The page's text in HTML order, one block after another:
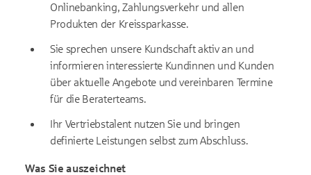
Onlinebanking, Zahlungsverkehr und allen
Produkten der Kreissparkasse.
Sie sprechen unsere Kundschaft aktiv an und
informieren interessierte Kundinnen und Kunden
über aktuelle Angebote und vereinbaren Termine
für die Beraterteams.
Ihr Vertriebstalent nutzen Sie und bringen
definierte Leistungen selbst zum Abschluss.
Was Sie auszeichnet